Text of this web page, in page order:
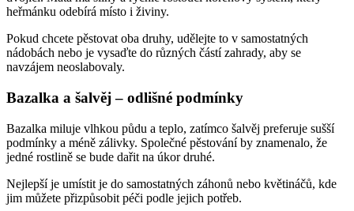
heřmánku odebírá místo i živiny.
Pokud chcete pěstovat oba druhy, udělejte to v samostatných
nádobách nebo je vysaďte do různých částí zahrady, aby se
navzájem neoslabovaly.
Bazalka a šalvěj – odlišné podmínky
Bazalka miluje vlhkou půdu a teplo, zatímco šalvěj preferuje sušší
podmínky a méně zálivky. Společné pěstování by znamenalo, že
jedné rostlině se bude dařit na úkor druhé.
Nejlepší je umístit je do samostatných záhonů nebo květináčů, kde
jim můžete přizpůsobit péči podle jejich potřeb.